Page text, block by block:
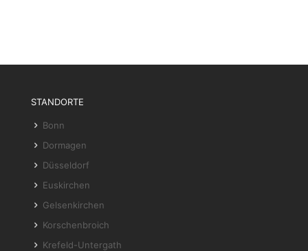
STANDORTE
Bonn
Dormagen
Düsseldorf
Euskirchen
Gelsenkirchen
Korschenbroich
Krefeld-Untergath